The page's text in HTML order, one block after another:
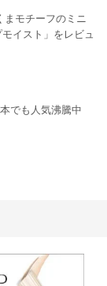
モチーフのミニ
イスト」をレビュ
でも人気沸騰中